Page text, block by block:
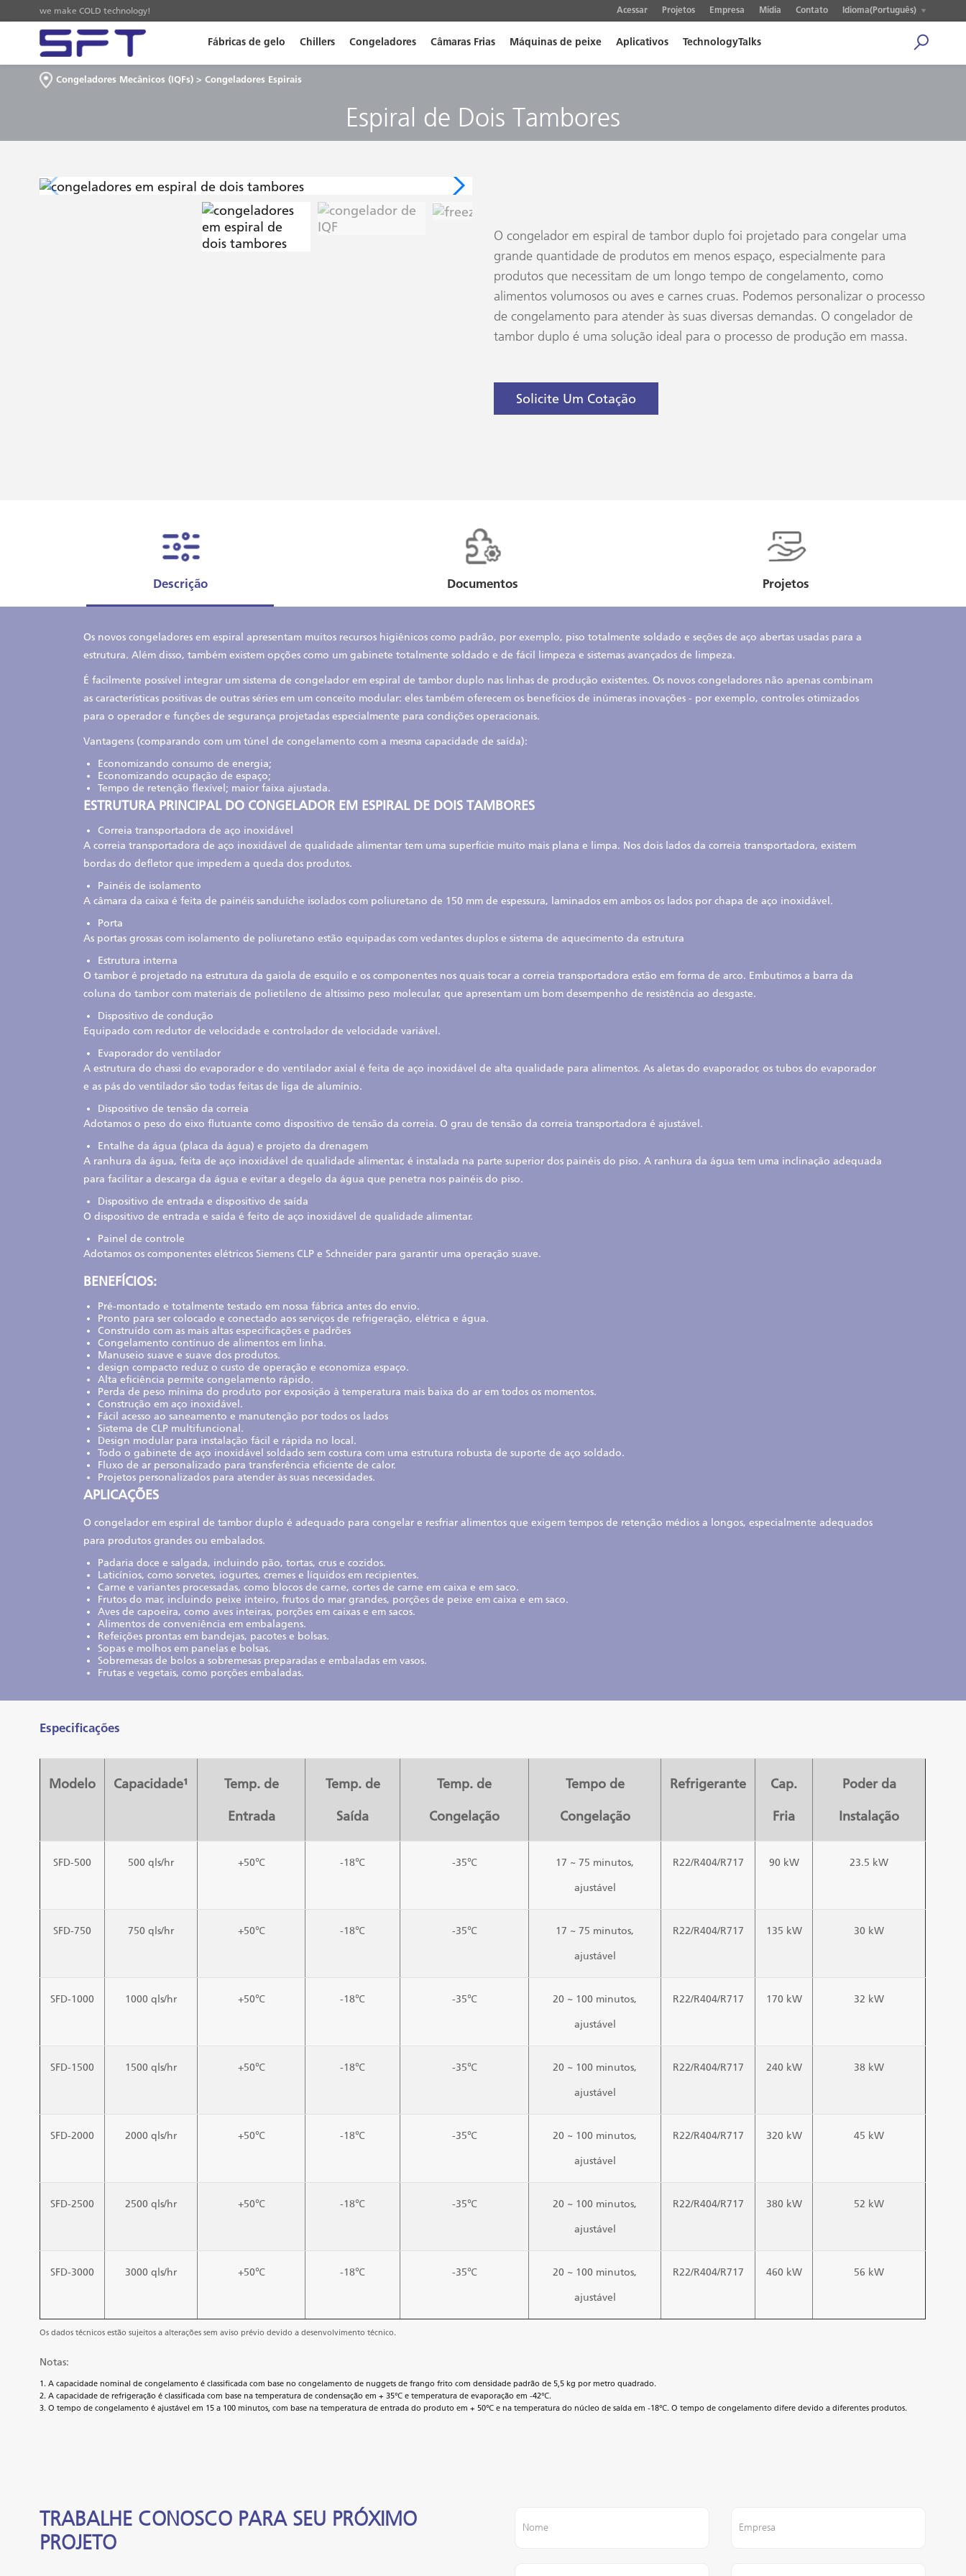
we make COLD technology! Acessar Projetos Empresa Mídia Contato Idioma(Português)
Fábricas de gelo Chillers Congeladores Câmaras Frias Máquinas de peixe Aplicativos TechnologyTalks
Congeladores Mecânicos (IQFs) >Congeladores Espirais
Espiral de Dois Tambores
O congelador em espiral de tambor duplo foi projetado para congelar uma
grande quantidade de produtos em menos espaço, especialmente para
produtos que necessitam de um longo tempo de congelamento, como
alimentos volumosos ou aves e carnes cruas. Podemos personalizar o processo
de congelamento para atender às suas diversas demandas. O congelador de
tambor duplo é uma solução ideal para o processo de produção em massa.
Solicite Um Cotação
Descrição Documentos Projetos
Os novos congeladores em espiral apresentam muitos recursos higiênicos como padrão, por exemplo, piso totalmente soldado e seções de aço abertas usadas para a
estrutura. Além disso, também existem opções como um gabinete totalmente soldado e de fácil limpeza e sistemas avançados de limpeza.
É facilmente possível integrar um sistema de congelador em espiral de tambor duplo nas linhas de produção existentes. Os novos congeladores não apenas combinam
as características positivas de outras séries em um conceito modular: eles também oferecem os benefícios de inúmeras inovações - por exemplo, controles otimizados
para o operador e funções de segurança projetadas especialmente para condições operacionais.
Vantagens (comparando com um túnel de congelamento com a mesma capacidade de saída):
Economizando consumo de energia;
Economizando ocupação de espaço;
Tempo de retenção flexível; maior faixa ajustada.
ESTRUTURA PRINCIPAL DO CONGELADOR EM ESPIRAL DE DOIS TAMBORES
Correia transportadora de aço inoxidável
A correia transportadora de aço inoxidável de qualidade alimentar tem uma superfície muito mais plana e limpa. Nos dois lados da correia transportadora, existem
bordas do defletor que impedem a queda dos produtos.
Painéis de isolamento
A câmara da caixa é feita de painéis sanduíche isolados com poliuretano de 150 mm de espessura, laminados em ambos os lados por chapa de aço inoxidável.
Porta
As portas grossas com isolamento de poliuretano estão equipadas com vedantes duplos e sistema de aquecimento da estrutura
Estrutura interna
O tambor é projetado na estrutura da gaiola de esquilo e os componentes nos quais tocar a correia transportadora estão em forma de arco. Embutimos a barra da
coluna do tambor com materiais de polietileno de altíssimo peso molecular, que apresentam um bom desempenho de resistência ao desgaste.
Dispositivo de condução
Equipado com redutor de velocidade e controlador de velocidade variável.
Evaporador do ventilador
A estrutura do chassi do evaporador e do ventilador axial é feita de aço inoxidável de alta qualidade para alimentos. As aletas do evaporador, os tubos do evaporador
e as pás do ventilador são todas feitas de liga de alumínio.
Dispositivo de tensão da correia
Adotamos o peso do eixo flutuante como dispositivo de tensão da correia. O grau de tensão da correia transportadora é ajustável.
Entalhe da água (placa da água) e projeto da drenagem
A ranhura da água, feita de aço inoxidável de qualidade alimentar, é instalada na parte superior dos painéis do piso. A ranhura da água tem uma inclinação adequada
para facilitar a descarga da água e evitar a degelo da água que penetra nos painéis do piso.
Dispositivo de entrada e dispositivo de saída
O dispositivo de entrada e saída é feito de aço inoxidável de qualidade alimentar.
Painel de controle
Adotamos os componentes elétricos Siemens CLP e Schneider para garantir uma operação suave.
BENEFÍCIOS:
Pré-montado e totalmente testado em nossa fábrica antes do envio.
Pronto para ser colocado e conectado aos serviços de refrigeração, elétrica e água.
Construído com as mais altas especificações e padrões
Congelamento contínuo de alimentos em linha.
Manuseio suave e suave dos produtos.
design compacto reduz o custo de operação e economiza espaço.
Alta eficiência permite congelamento rápido.
Perda de peso mínima do produto por exposição à temperatura mais baixa do ar em todos os momentos.
Construção em aço inoxidável.
Fácil acesso ao saneamento e manutenção por todos os lados
Sistema de CLP multifuncional.
Design modular para instalação fácil e rápida no local.
Todo o gabinete de aço inoxidável soldado sem costura com uma estrutura robusta de suporte de aço soldado.
Fluxo de ar personalizado para transferência eficiente de calor.
Projetos personalizados para atender às suas necessidades.
APLICAÇÕES
O congelador em espiral de tambor duplo é adequado para congelar e resfriar alimentos que exigem tempos de retenção médios a longos, especialmente adequados
para produtos grandes ou embalados.
Padaria doce e salgada, incluindo pão, tortas, crus e cozidos.
Laticínios, como sorvetes, iogurtes, cremes e líquidos em recipientes.
Carne e variantes processadas, como blocos de carne, cortes de carne em caixa e em saco.
Frutos do mar, incluindo peixe inteiro, frutos do mar grandes, porções de peixe em caixa e em saco.
Aves de capoeira, como aves inteiras, porções em caixas e em sacos.
Alimentos de conveniência em embalagens.
Refeições prontas em bandejas, pacotes e bolsas.
Sopas e molhos em panelas e bolsas.
Sobremesas de bolos a sobremesas preparadas e embaladas em vasos.
Frutas e vegetais, como porções embaladas.
Especificações
Modelo Capacidade¹
Temp. de
Entrada
Temp. de
Saída
Temp. de
Congelação
Tempo de
Congelação
Refrigerante
Cap.
Fria
Poder da
Instalação
SFD-500 500 qls/hr +50℃ -18℃ -35℃ 17 ~ 75 minutos,
ajustável
R22/R404/R717 90 kW 23.5 kW
SFD-750 750 qls/hr +50℃ -18℃ -35℃ 17 ~ 75 minutos,
ajustável
R22/R404/R717 135 kW 30 kW
SFD-1000 1000 qls/hr +50℃ -18℃ -35℃ 20 ~ 100 minutos,
ajustável
R22/R404/R717 170 kW 32 kW
SFD-1500 1500 qls/hr +50℃ -18℃ -35℃ 20 ~ 100 minutos,
ajustável
R22/R404/R717 240 kW 38 kW
SFD-2000 2000 qls/hr +50℃ -18℃ -35℃ 20 ~ 100 minutos,
ajustável
R22/R404/R717 320 kW 45 kW
SFD-2500 2500 qls/hr +50℃ -18℃ -35℃ 20 ~ 100 minutos,
ajustável
R22/R404/R717 380 kW 52 kW
SFD-3000 3000 qls/hr +50℃ -18℃ -35℃ 20 ~ 100 minutos,
ajustável
R22/R404/R717 460 kW 56 kW
Os dados técnicos estão sujeitos a alterações sem aviso prévio devido a desenvolvimento técnico.
Notas:
1. A capacidade nominal de congelamento é classificada com base no congelamento de nuggets de frango frito com densidade padrão de 5,5 kg por metro quadrado.
2. A capacidade de refrigeração é classificada com base na temperatura de condensação em + 35℃ e temperatura de evaporação em -42℃.
3. O tempo de congelamento é ajustável em 15 a 100 minutos, com base na temperatura de entrada do produto em + 50℃ e na temperatura do núcleo de saída em -18℃. O tempo de congelamento difere devido a diferentes produtos.
TRABALHE CONOSCO PARA SEU PRÓXIMO
PROJETO